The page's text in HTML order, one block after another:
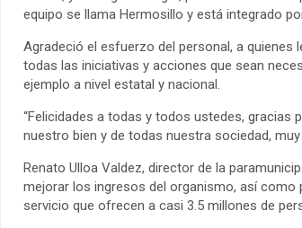
equipo se llama Hermosillo y está integrado
Agradeció el esfuerzo del personal, a quienes
todas las iniciativas y acciones que sean
ejemplo a nivel estatal y nacional.
“Felicidades a todas y todos ustedes,
nuestro bien y de todas nuestra sociedad,
Renato Ulloa Valdez, director de la
mejorar los ingresos del organismo, así como
servicio que ofrecen a casi 3.5 millones de